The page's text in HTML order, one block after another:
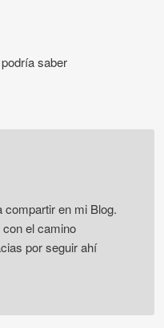
saber
en mi Blog.
el camino
por seguir ahí